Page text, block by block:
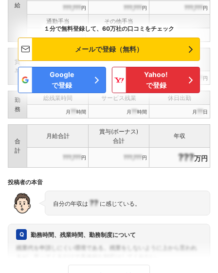
給
???,???円 ???,???円 ???,???円
通勤手当
その他手当
賞
与
インセンティブ賞与
決算賞与
???,??? ???,??? 円 ???,??? 円
勤
務
総残業時間 サービス残業 休日出勤
月 ??時間 月 ??時間 月 ??日
合
計
月給合計
賞与(ボーナス)
合計
年収
???,???円 ???,???円 ???万円
１分で無料登録して、60万社の口コミをチェック
メールで登録（無料）
Google
で登録
Yahoo!
で登録
投稿者の本音
自分の年収は ??に感じている。
勤務時間、残業時間、勤務制度について